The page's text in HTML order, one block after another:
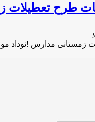
طرح تعطیلات
زمستانی مدارس !نوداد